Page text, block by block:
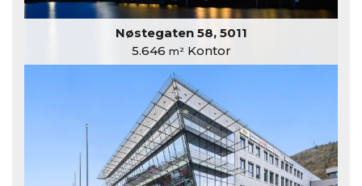
Nøstegaten 58, 5011
5.646 m²Kontor